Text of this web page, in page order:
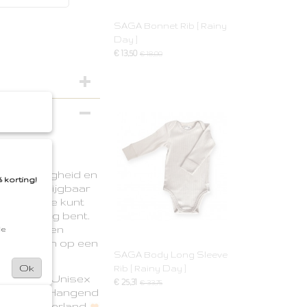
en veiligheid en
is verkrijgbaar
Je kunt
onderweg bent.
katoen, en
wassen op een
Star
Unisex
Hangend
SAGA Bonnet Rib [ Rainy
Day ]
€ 13,50 € 18,00
SAGA Body Long Sleeve
Rib [ Rainy Day ]
€ 25,31 € 33,75
korting!
Ok